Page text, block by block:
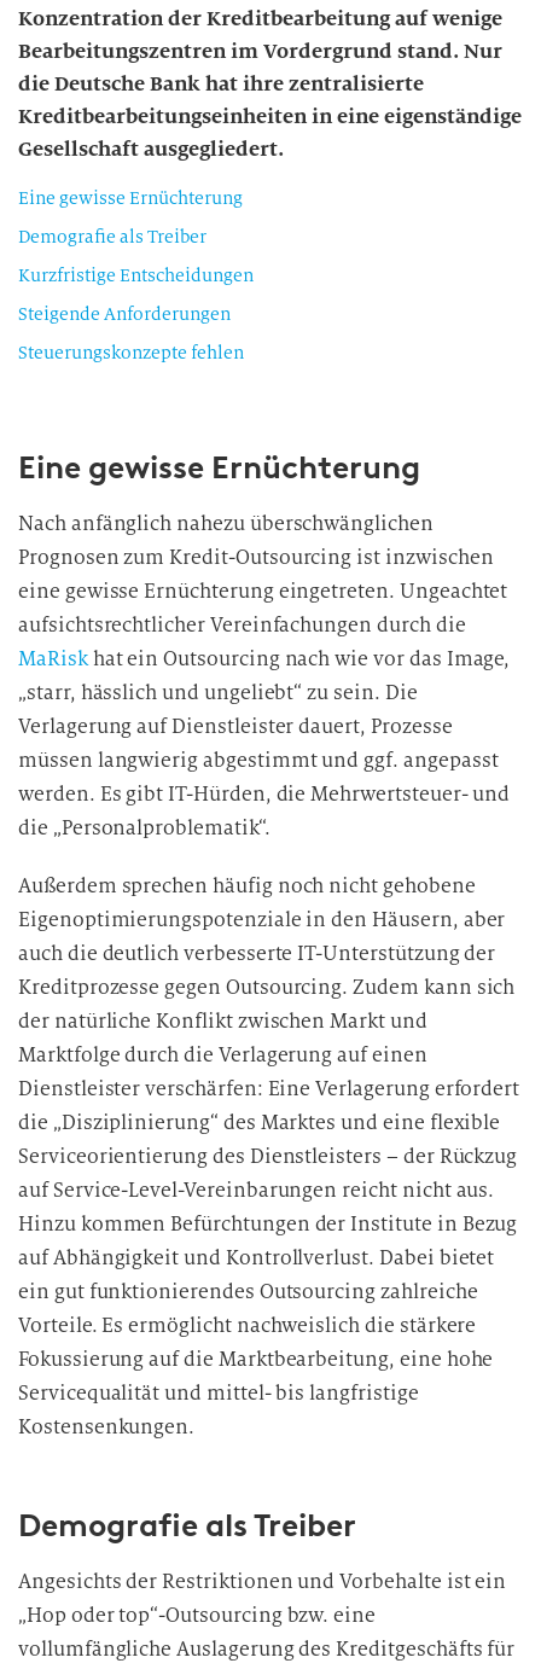
Konzentration der Kreditbearbeitung auf wenige
Bearbeitungszentren im Vordergrund stand. Nur
die Deutsche Bank hat ihre zentralisierte
Kreditbearbeitungseinheiten in eine eigenständige
Gesellschaft ausgegliedert.
Eine gewisse Ernüchterung
Demografie als Treiber
Kurzfristige Entscheidungen
Steigende Anforderungen
Steuerungskonzepte fehlen
Eine gewisse Ernüchterung
Nach anfänglich nahezu überschwänglichen
Prognosen zum Kredit-Outsourcing ist inzwischen
eine gewisse Ernüchterung eingetreten. Ungeachtet
aufsichtsrechtlicher Vereinfachungen durch die
MaRiskhat ein Outsourcing nach wie vor das Image,
„starr, hässlich und ungeliebt“ zu sein. Die
Verlagerung auf Dienstleister dauert, Prozesse
müssen langwierig abgestimmt und ggf. angepasst
werden. Es gibt IT-Hürden, die Mehrwertsteuer- und
die „Personalproblematik“.
Außerdem sprechen häufig noch nicht gehobene
Eigenoptimierungspotenziale in den Häusern, aber
auch die deutlich verbesserte IT-Unterstützung der
Kreditprozesse gegen Outsourcing. Zudem kann sich
der natürliche Konflikt zwischen Markt und
Marktfolge durch die Verlagerung auf einen
Dienstleister verschärfen: Eine Verlagerung erfordert
die „Disziplinierung“ des Marktes und eine flexible
Serviceorientierung des Dienstleisters – der Rückzug
auf Service-Level-Vereinbarungen reicht nicht aus.
Hinzu kommen Befürchtungen der Institute in Bezug
auf Abhängigkeit und Kontrollverlust. Dabei bietet
ein gut funktionierendes Outsourcing zahlreiche
Vorteile. Es ermöglicht nachweislich die stärkere
Fokussierung auf die Marktbearbeitung, eine hohe
Servicequalität und mittel- bis langfristige
Kostensenkungen.
Demografie als Treiber
Angesichts der Restriktionen und Vorbehalte ist ein
„Hop oder top“-Outsourcing bzw. eine
vollumfängliche Auslagerung des Kreditgeschäfts für